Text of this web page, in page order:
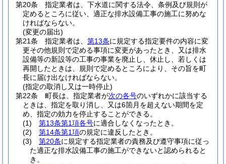
第20条
指定業者は、下水道に関する法令、条例及び規則が
定めるところに従い、適正な排水設備工事の施工に努めな
ければならない。
(変更の届出)
第21条
指定業者は、 第13条に規定する指定要件の内容に変
更その他規則で定める事項に変更があったとき、又は排水
設備等の新設等の工事の事業を廃止し、休止し、若しくは
再開したときは、規則で定めるところにより、その旨を町
長に届け出なければならない。
(指定の取消し又は一時停止)
第22条
町長は、指定業者が次の各号のいずれかに該当する
ときは、指定を取り消し、又は6箇月を超えない期間を定
め、指定の効力を停止することができる。
(1)
第13条第1項各号に適合しなくなったとき。
(2)
第14条第1項の規定に違反したとき。
(3)
第20条に規定する指定業者の責務及び遵守事項に従っ
た適正な排水設備工事の施工ができないと認められると
き。